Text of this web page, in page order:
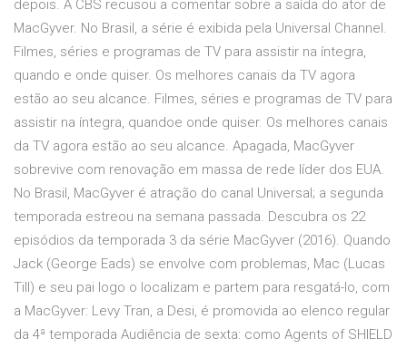
depois. A CBS recusou a comentar sobre a saída do ator de
MacGyver. No Brasil, a série é exibida pela Universal Channel.
Filmes, séries e programas de TV para assistir na íntegra,
quando e onde quiser. Os melhores canais da TV agora
estão ao seu alcance. Filmes, séries e programas de TV para
assistir na íntegra, quandoe onde quiser. Os melhores canais
da TV agora estão ao seu alcance. Apagada, MacGyver
sobrevive com renovação em massa de rede líder dos EUA.
No Brasil, MacGyver é atração do canal Universal; a segunda
temporada estreou na semana passada. Descubra os 22
episódios da temporada 3 da série MacGyver (2016). Quando
Jack (George Eads) se envolve com problemas, Mac (Lucas
Till) e seu pai logo o localizam e partem para resgatá-lo, com
a MacGyver: Levy Tran, a Desi, é promovida ao elenco regular
da 4ª temporada Audiência de sexta: como Agents of SHIELD